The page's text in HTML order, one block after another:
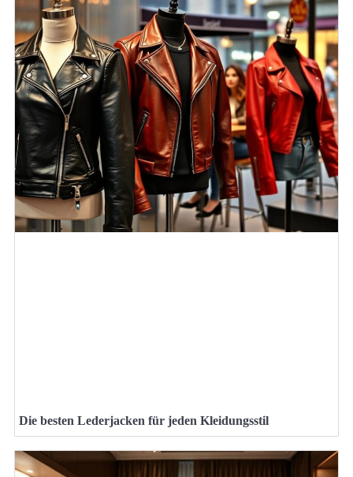
Die besten Lederjacken für jeden Kleidungsstil